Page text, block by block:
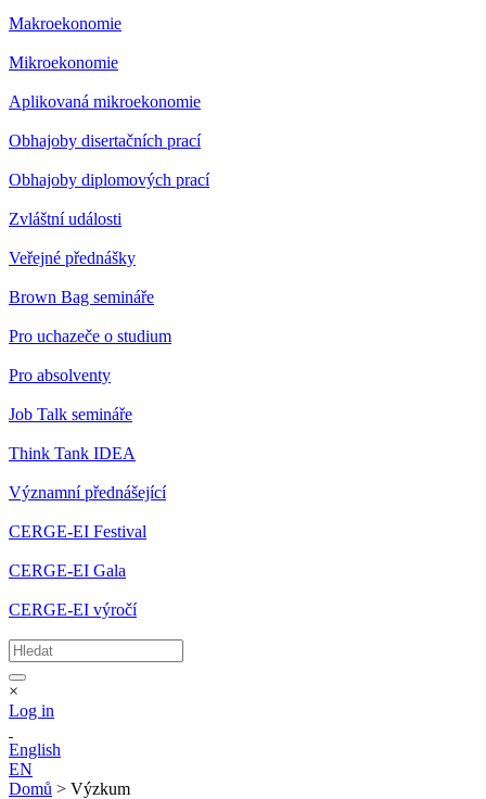
Makroekonomie
Mikroekonomie
Aplikovaná mikroekonomie
Obhajoby disertačních prací
Obhajoby diplomových prací
Zvláštní události
Veřejné přednášky
Brown Bag semináře
Pro uchazeče o studium
Pro absolventy
Job Talk semináře
Think Tank IDEA
Významní přednášející
CERGE-EI Festival
CERGE-EI Gala
CERGE-EI výročí
×
Log in
English
EN
Domů > Výzkum